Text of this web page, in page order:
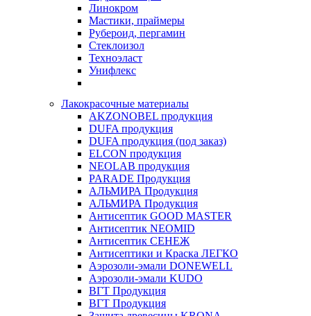
Линокром
Мастики, праймеры
Рубероид, пергамин
Стеклоизол
Техноэласт
Унифлекс
Лакокрасочные материалы
AKZONOBEL продукция
DUFA продукция
DUFA продукция (под заказ)
ELCON продукция
NEOLAB продукция
PARADE Продукция
АЛЬМИРА Продукция
АЛЬМИРА Продукция
Антисептик GOOD MASTER
Антисептик NEOMID
Антисептик СЕНЕЖ
Антисептики и Краска ЛЕГКО
Аэрозоли-эмали DONEWELL
Аэрозоли-эмали KUDO
ВГТ Продукция
ВГТ Продукция